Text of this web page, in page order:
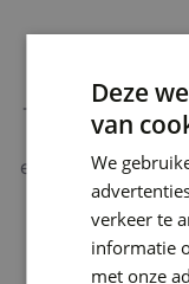
Technologie sluit
risico’s
en een
Deze
van
We
verkeer te
informatie
met onze